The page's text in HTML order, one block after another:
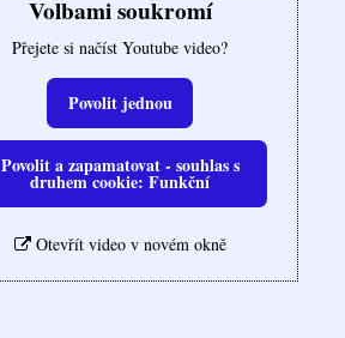
Volbami soukromí
Přejete si načíst Youtube video?
Povolit jednou
Povolit a zapamatovat - souhlas s
druhem cookie: Funkční
Otevřít video v novém okně